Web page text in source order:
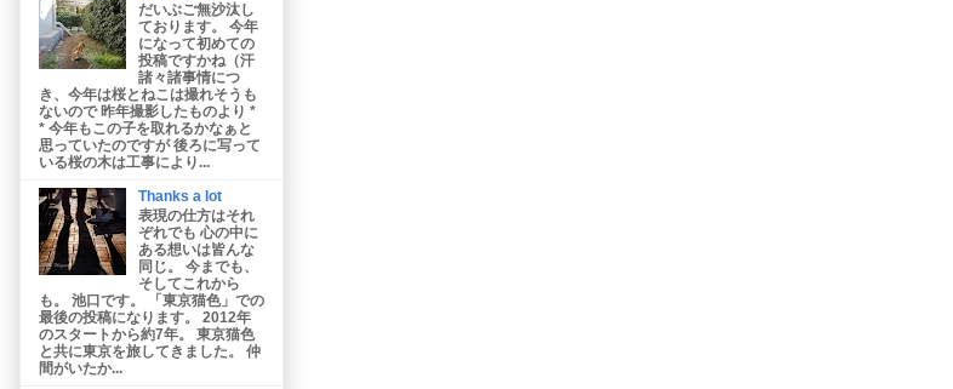
だいぶご無沙汰し
ております。 今年
になって初めての
投稿ですかね（汗
諸々諸事情につ
き、今年は桜とねこは撮れそうも
ないので 昨年撮影したものより *
* 今年もこの子を取れるかなぁと
思っていたのですが 後ろに写って
いる桜の木は工事により...
Thanks a lot
表現の仕方はそれ
ぞれでも 心の中に
ある想いは皆んな
同じ。 今までも、
そしてこれから
も。 池口です。 「東京猫色」での
最後の投稿になります。 2012年
のスタートから約7年。 東京猫色
と共に東京を旅してきました。 仲
間がいたか...